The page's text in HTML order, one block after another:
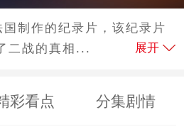
国制作的纪录片，该纪录片
二战的真相...
展开
彩看点 分集剧情